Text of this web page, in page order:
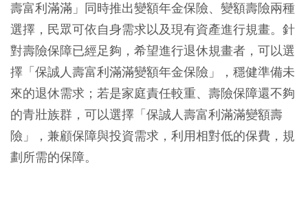
壽富利滿滿」同時推出變額年金保險、變額壽險兩種
選擇，民眾可依自身需求以及現有資產進行規畫。針
對壽險保障已經足夠，希望進行退休規畫者，可以選
擇「保誠人壽富利滿滿變額年金保險」，穩健準備未
來的退休需求；若是家庭責任較重、壽險保障還不夠
的青壯族群，可以選擇「保誠人壽富利滿滿變額壽
險」，兼顧保障與投資需求，利用相對低的保費，規
劃所需的保障。